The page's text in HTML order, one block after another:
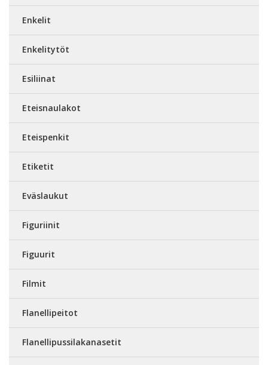
Enkelit
Enkelitytöt
Esiliinat
Eteisnaulakot
Eteispenkit
Etiketit
Eväslaukut
Figuriinit
Figuurit
Filmit
Flanellipeitot
Flanellipussilakanasetit